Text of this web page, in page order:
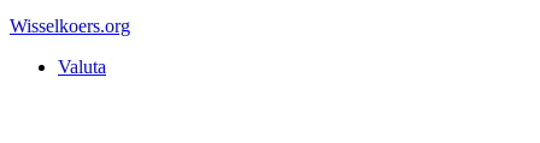
Wisselkoers.org
Valuta